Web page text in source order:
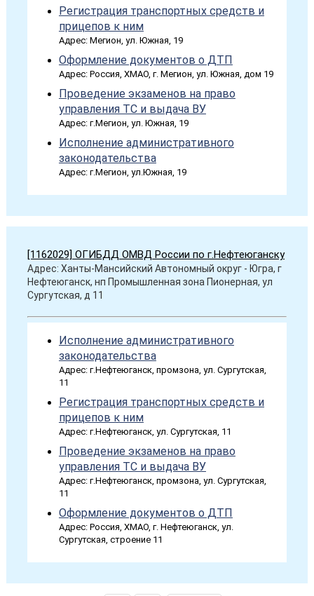
Регистрация транспортных средств и
прицепов к ним
Адрес: Мегион, ул. Южная, 19
Оформление документов о ДТП
Адрес: Россия, ХМАО, г. Мегион, ул. Южная, дом 19
Проведение экзаменов на право
управления ТС и выдача ВУ
Адрес: г.Мегион, ул. Южная, 19
Исполнение административного
законодательства
Адрес: г.Мегион, ул.Южная, 19
[1162029] ОГИБДД ОМВД России по г.Нефтеюганску
Адрес: Ханты-Мансийский Автономный округ - Югра, г
Нефтеюганск, нп Промышленная зона Пионерная, ул
Сургутская, д 11
Исполнение административного
законодательства
Адрес: г.Нефтеюганск, промзона, ул. Сургутская,
11
Регистрация транспортных средств и
прицепов к ним
Адрес: г.Нефтеюганск, ул. Сургутская, 11
Проведение экзаменов на право
управления ТС и выдача ВУ
Адрес: г.Нефтеюганск, промзона, ул. Сургутская,
11
Оформление документов о ДТП
Адрес: Россия, ХМАО, г. Нефтеюганск, ул.
Сургутская, строение 11